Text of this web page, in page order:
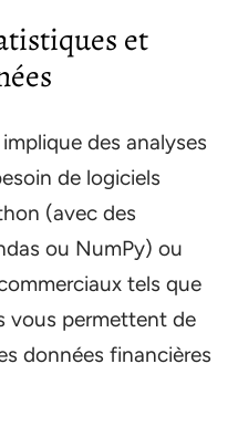
et
des analyses
de logiciels
(avec des
ou NumPy) ou
tels que
vous permettent de
données financières